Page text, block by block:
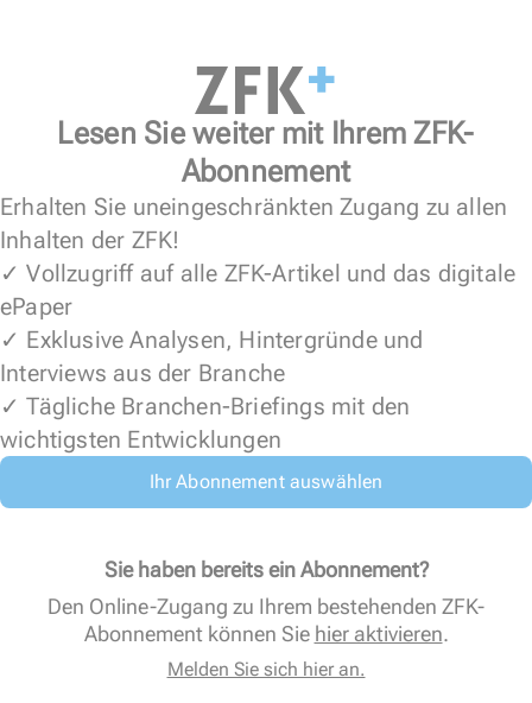
Lesen Sie weiter mit Ihrem ZFK-
Abonnement
Erhalten Sie uneingeschränkten Zugang zu allen
Inhalten der ZFK!
✓ Vollzugriff auf alle ZFK-Artikel und das digitale
ePaper
✓ Exklusive Analysen, Hintergründe und
Interviews aus der Branche
✓ Tägliche Branchen-Briefings mit den
wichtigsten Entwicklungen
Ihr Abonnement auswählen
Sie haben bereits ein Abonnement?
Den Online-Zugang zu Ihrem bestehenden ZFK-
Abonnement können Sie hier aktivieren.
Melden Sie sich hier an.